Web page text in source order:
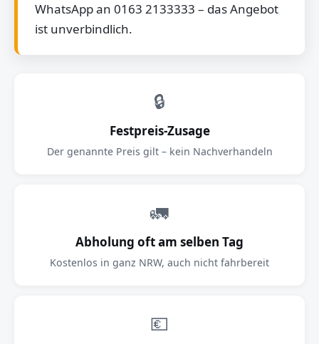
WhatsApp an 0163 2133333 – das Angebot
ist unverbindlich.
🔒
Festpreis-Zusage
Der genannte Preis gilt – kein Nachverhandeln
🚛
Abholung oft am selben Tag
Kostenlos in ganz NRW, auch nicht fahrbereit
💶